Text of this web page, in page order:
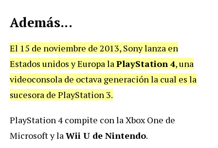
Además...
El 15 de noviembre de 2013, Sony lanza en
Estados unidos y Europa laPlayStation 4, una
videoconsola de octava generación la cual es la
sucesora de PlayStation 3.
PlayStation 4 compite con la Xbox One de
Microsoft y laWii U de Nintendo.